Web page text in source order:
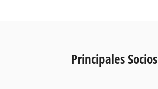
Principales Socios